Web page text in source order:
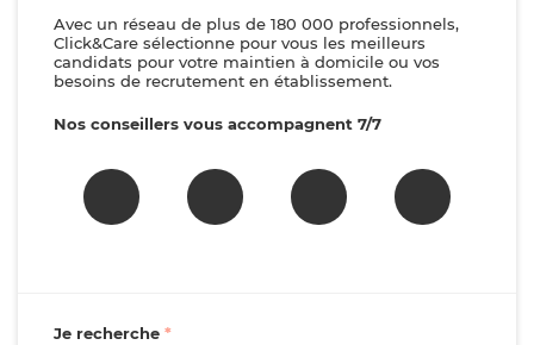
Avec un réseau de plus de 180 000 professionnels,
Click&Care sélectionne pour vous les meilleurs
candidats pour votre maintien à domicile ou vos
besoins de recrutement en établissement.
Nos conseillers vous accompagnent 7/7
Je recherche